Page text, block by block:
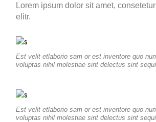
Lorem ipsum dolor sit amet,
elitr.
Est velit etlaborio sam or est inventore quo
voluptas nihil molestiae sint delectus sint
Est velit etlaborio sam or est inventore quo
voluptas nihil molestiae sint delectus sint